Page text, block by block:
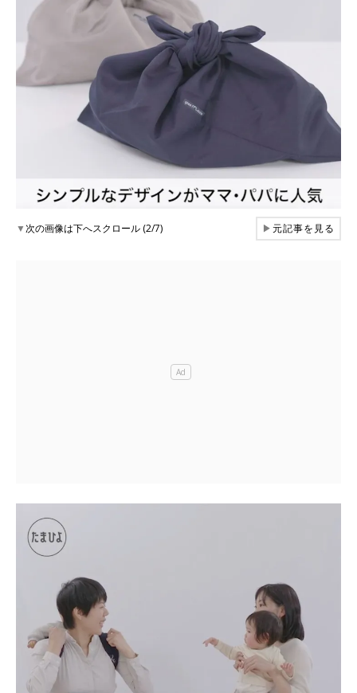
▼次の画像は下へスクロール (2/7) ▶元記事を見る